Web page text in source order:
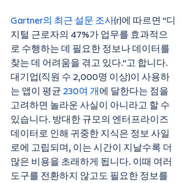
Gartner의 최근 설문 조사(r)에 따르면 "디
지털 근로자의 47%가 업무를 효과적으
로 수행하는 데 필요한 정보나 데이터를
찾는 데 어려움을 겪고 있다."고 합니다.
대기업(직원 수 2,000명 이상)이 사용하
는 앱이 평균 230여 개 에 달한다는 점을
고려하면 놀라운 사실이 아니라고 할 수
있습니다. 방대한 규모의 엔터프라이즈
데이터로 인해 귀중한 지식은 정보 사일
로에 고립되며, 이는 시간이 지날수록 더
많은 비용을 초래하게 됩니다. 이때 여러
도구를 전환하지 않고도 필요한 정보를